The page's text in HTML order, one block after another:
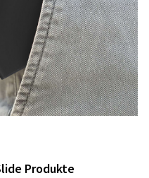
Produkte